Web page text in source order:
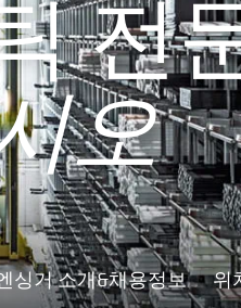
전
오
싱거 소개&채용정보 위